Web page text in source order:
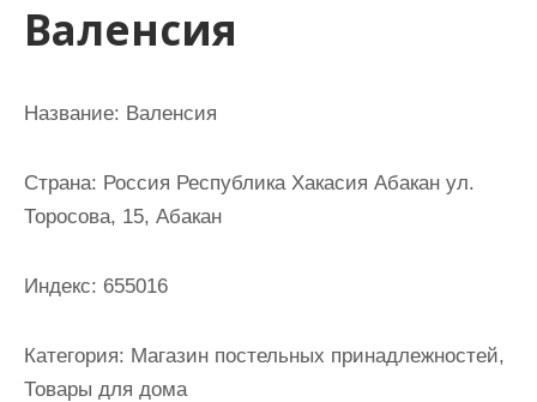
Валенсия
Название: Валенсия
Страна: Россия Республика Хакасия Абакан ул.
Торосова, 15, Абакан
Индекс: 655016
Категория: Магазин постельных принадлежностей,
Товары для дома